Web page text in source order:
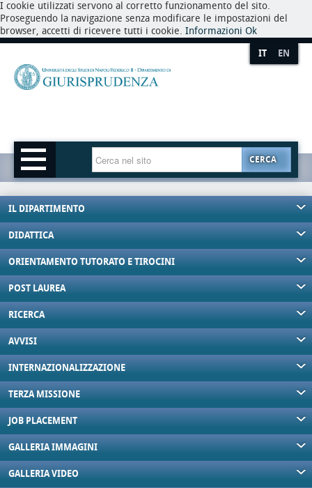
I cookie utilizzati servono al corretto funzionamento del sito.
Proseguendo la navigazione senza modificare le impostazioni del
browser, accetti di ricevere tutti i cookie. Informazioni Ok
IT EN
CERCA
IL DIPARTIMENTO
DIDATTICA
ORIENTAMENTO TUTORATO E TIROCINI
POST LAUREA
RICERCA
AVVISI
INTERNAZIONALIZZAZIONE
TERZA MISSIONE
JOB PLACEMENT
GALLERIA IMMAGINI
GALLERIA VIDEO